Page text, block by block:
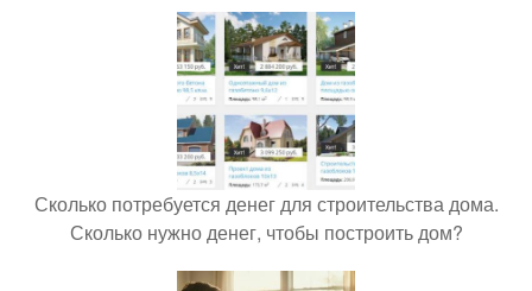
Сколько потребуется денег для строительства дома.
Сколько нужно денег, чтобы построить дом?